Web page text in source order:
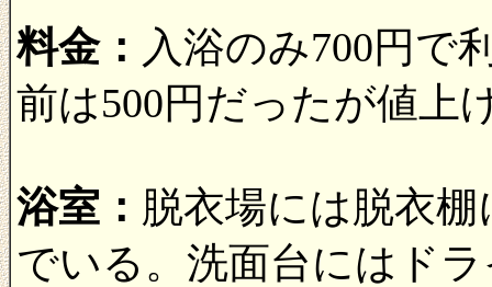
料金： 入浴のみ700円で
前は500円だったが値上
浴室： 脱衣場には脱衣
でいる。洗面台にはド